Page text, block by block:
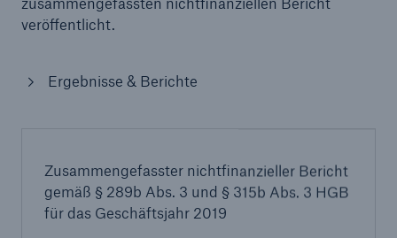
veröffentlicht.
Ergebnisse & Berichte
Zusammengefasster nichtfinanzieller Bericht
gemäß § 289b Abs. 3 und § 315b Abs. 3 HGB
für das Geschäftsjahr 2019